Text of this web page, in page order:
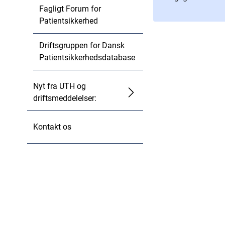
Fagligt Forum for
Patientsikkerhed
Driftsgruppen for Dansk
Patientsikkerhedsdatabase
Nyt fra UTH og
driftsmeddelelser:
Kontakt os